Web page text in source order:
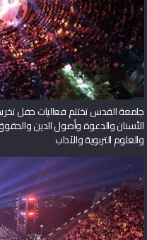
جامعة القدس تختتم فعاليات حفل
الأسنان والدعوة وأصول الدين
والعلوم التربوية والآداب